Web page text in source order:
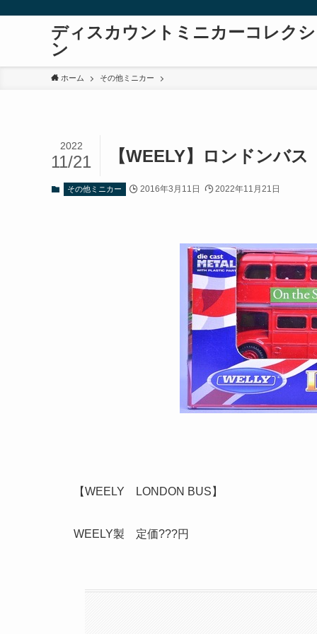
ディスカウントミニカーコレク
ン
ホーム その他ミニカー
【WEELY】ロンドンバ
2022
11/21
その他ミニカー 2016年3月11日 2022年11月21日
【WEELY LONDON BUS】
WEELY製 定価???円